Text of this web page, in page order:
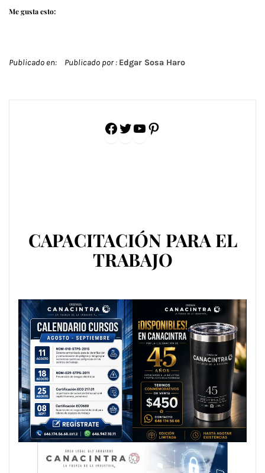
Me gusta esto:
Publicado en: Publicado por : Edgar Sosa Haro
Facebook
Twitter
YouTube
Pinterest
CAPACITACIÓN PARA EL
TRABAJO